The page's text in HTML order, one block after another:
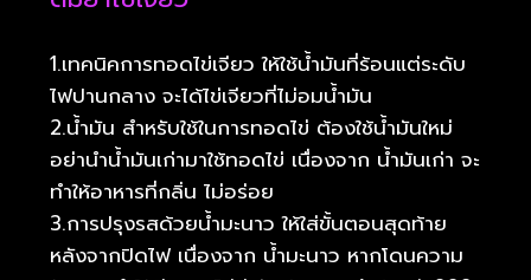
1.เทคนิคการทอดไข่เจียว ให้ใช้น้ำมันที่ร้อนแต่ระดับ
ไฟปานกลาง จะได้ไข่เจียวที่ไม่อมน้ำมัน
2.น้ำมัน สำหรับใช้ในการทอดไข่ ต้องใช้น้ำมันใหม่
อย่านำน้ำมันเก่ามาใช้ทอดไข่ เนื่องจาก น้ำมันเก่า จะ
ทำให้อาหารที่กลิ่น ไม่อร่อย
3.การปรุงรสด้วยน้ำมะนาว ให้ใส่ขั้นตอนสุดท้าย
หลังจากปิดไฟ เนื่องจาก น้ำมะนาว หากโดนความ